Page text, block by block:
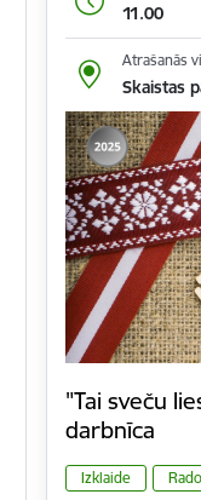
11.00
Atrašanās
Skaistas
"Tai sveču
darbnīca
Izklaide